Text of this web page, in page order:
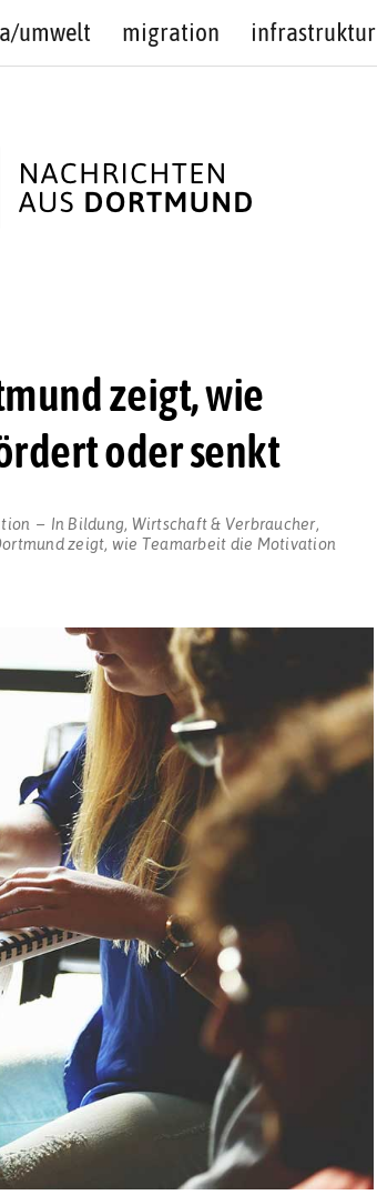
umwelt migration infrastruktur
zeigt, wie
oder senkt
In Bildung Wirtschaft & Verbraucher,
zeigt, wie Teamarbeit die Motivation